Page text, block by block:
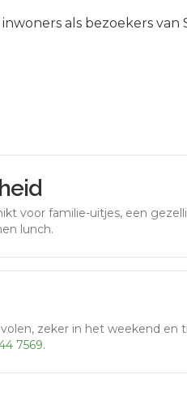
als bezoekers van
voor familie-uitjes, een
lunch.
zeker in het weekend en
7569.